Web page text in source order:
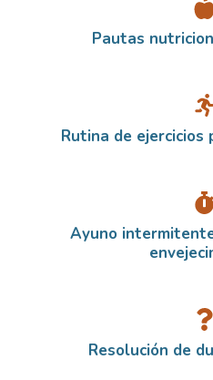
Pautas
Rutina de
Ayuno
Resolución de